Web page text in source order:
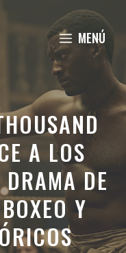
MENÚ
A LOS
DRAMA DE
Y